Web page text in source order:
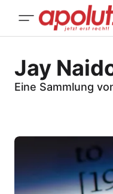
Jay
Eine Sammlung